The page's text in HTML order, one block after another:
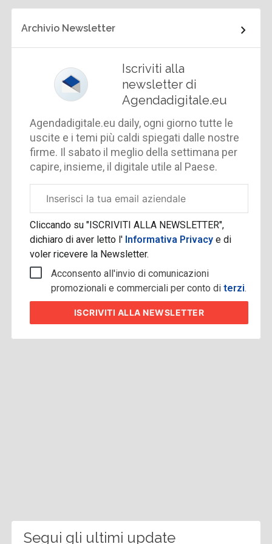
Archivio Newsletter
Iscriviti alla
newsletter di
Agendadigitale.eu
Agendadigitale.eu daily, ogni giorno tutte le
uscite e i temi più caldi spiegati dalle nostre
firme. Il sabato il meglio della settimana per
capire, insieme, il digitale utile al Paese.
aziendale
Cliccando su "ISCRIVITI ALLA NEWSLETTER",
dichiaro di aver letto l' Informativa Privacye di
voler ricevere la Newsletter.
Acconsento all'invio di comunicazioni
promozionali e commerciali per conto diterzi.
ISCRIVITI ALLA NEWSLETTER
Segui gli ultimi update